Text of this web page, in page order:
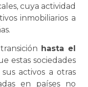
cuya actividad
inmobiliarios a
hasta el
estas sociedades
activos a otras
en países no